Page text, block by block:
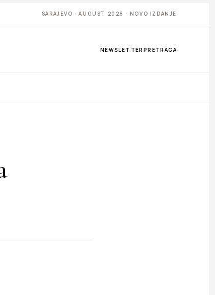
SARAJEVO · AUGUST 2026 · NOVO IZDANJE
NEWSLETTER PRETRAGA